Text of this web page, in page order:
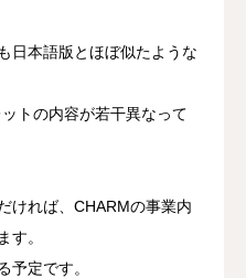
日本語版とほぼ似たような
トの内容が若干異なって
ければ、CHARMの事業内
す。
予定です。
ーのみなさま